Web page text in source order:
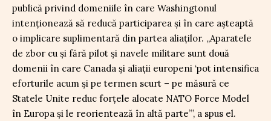
publică privind domeniile în care Washingtonul
intenționează să reducă participarea și în care așteaptă
o implicare suplimentară din partea aliaților. „Aparatele
de zbor cu şi fără pilot şi navele militare sunt două
domenii în care Canada şi aliaţii europeni ‘pot intensifica
eforturile acum şi pe termen scurt – pe măsură ce
Statele Unite reduc forţele alocate NATO Force Model
în Europa şi le reorientează în altă parte’”, a spus el.